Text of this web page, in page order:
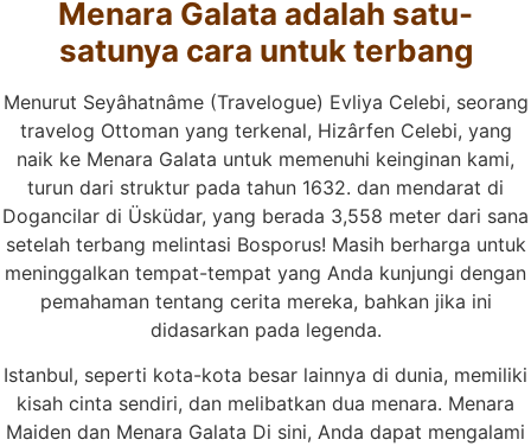
Menara Galata adalah satu-
satunya cara untuk terbang
Menurut Seyâhatnâme (Travelogue) Evliya Celebi, seorang
travelog Ottoman yang terkenal, Hizârfen Celebi, yang
naik ke Menara Galata untuk memenuhi keinginan kami,
turun dari struktur pada tahun 1632. dan mendarat di
Dogancilar di Üsküdar, yang berada 3,558 meter dari sana
setelah terbang melintasi Bosporus! Masih berharga untuk
meninggalkan tempat-tempat yang Anda kunjungi dengan
pemahaman tentang cerita mereka, bahkan jika ini
didasarkan pada legenda.
Istanbul, seperti kota-kota besar lainnya di dunia, memiliki
kisah cinta sendiri, dan melibatkan dua menara. Menara
Maiden dan Menara Galata Di sini, Anda dapat mengalami